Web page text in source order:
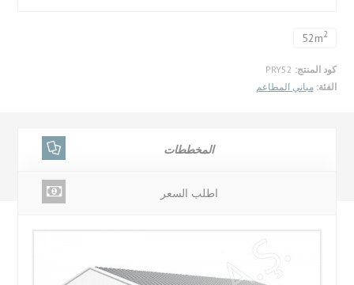
52m2
كود المنتج:
الفئة: مباني المطاعم
المخططات
اطلب السعر